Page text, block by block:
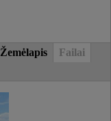
Žemėlapis
Failai